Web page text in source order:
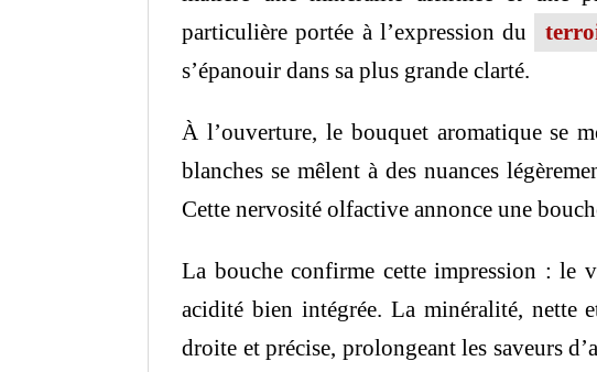
particulière portée à l’expression du
s’épanouir dans sa plus grande clarté.
À l’ouverture, le bouquet aromatique se
blanches se mêlent à des nuances
Cette nervosité olfactive annonce une
La bouche confirme cette impression : le
acidité bien intégrée. La minéralité, nette
droite et précise, prolongeant les saveurs